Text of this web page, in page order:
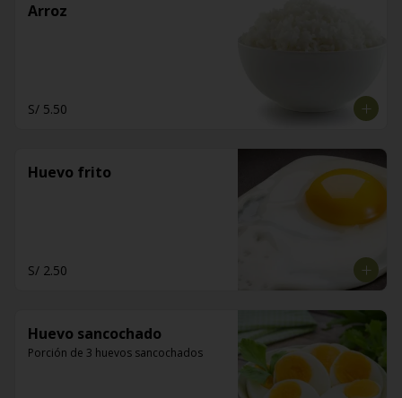
Arroz
S/ 5.50
Huevo frito
S/ 2.50
Huevo sancochado
Porción de 3 huevos sancochados